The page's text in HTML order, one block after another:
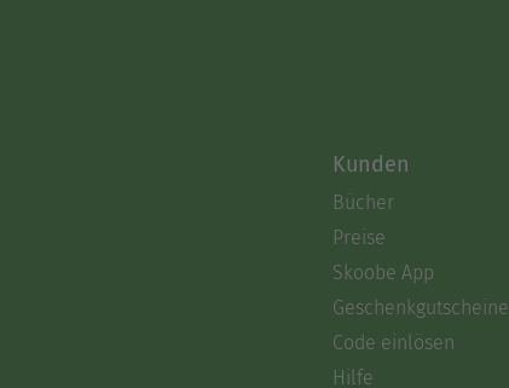
Kunden
Bücher
Preise
Skoobe App
Geschenkgutscheine
Code einlösen
Hilfe